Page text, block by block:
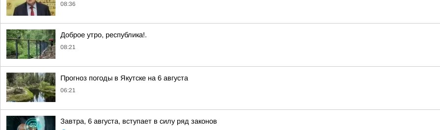
08:36
Доброе утро, республика!.
08:21
Прогноз погоды в Якутске на 6 августа
06:21
Завтра, 6 августа, вступает в силу ряд законов